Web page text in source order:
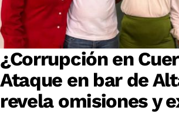
¿Corrupción en
Ataque en bar de
revela omisiones y